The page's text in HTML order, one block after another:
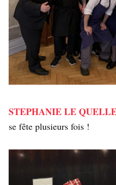
STEPHANIE LE
se fête plusieurs fois !